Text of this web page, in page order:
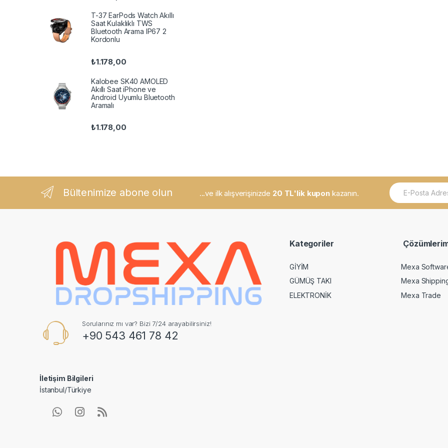
T-37 EarPods Watch Akıllı
Saat Kulaklıklı TWS
Bluetooth Arama IP67 2
Kordonlu
₺1.178,00
Kalobee SK40 AMOLED
Akıllı Saat iPhone ve
Android Uyumlu Bluetooth
Aramalı
₺1.178,00
Bültenimize abone olun ...ve ilk alışverişinizde 20 TL'lik kuponkazanın.
E
m
Sorularınız mı var? Bizi 7/24 arayabilirsiniz!
+90 543 461 78 42
İletişim Bilgileri
İstanbul/Türkiye
Kategoriler
GİYİM
GÜMÜŞ TAKI
ELEKTRONİK
Mexa
Mexa
Mexa Trade